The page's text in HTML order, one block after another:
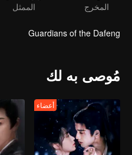
المخرج
الممثل
Guardians of the Dafeng
مُوصى به لك
أعضاء